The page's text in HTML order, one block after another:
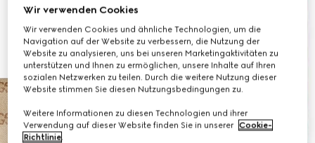
Wir verwenden Cookies
Wir verwenden Cookies und ähnliche Technologien, um die
Navigation auf der Website zu verbessern, die Nutzung der
Website zu analysieren, uns bei unseren Marketingaktivitäten zu
unterstützen und Ihnen zu ermöglichen, unsere Inhalte auf Ihren
sozialen Netzwerken zu teilen. Durch die weitere Nutzung dieser
Website stimmen Sie diesen Nutzungsbedingungen zu.
Weitere Informationen zu diesen Technologien und ihrer
Verwendung auf dieser Website finden Sie in unserer Cookie-
Richtlinie.